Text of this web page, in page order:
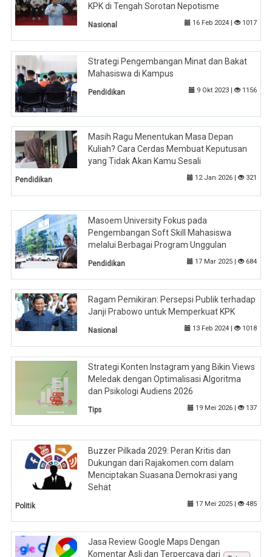
KPK di Tengah Sorotan Nepotisme
Nasional 16 Feb 2024 | 1017
Strategi Pengembangan Minat dan Bakat
Mahasiswa di Kampus
Pendidikan 9 Okt 2023 | 1156
Masih Ragu Menentukan Masa Depan
Kuliah? Cara Cerdas Membuat Keputusan
yang Tidak Akan Kamu Sesali
Pendidikan 12 Jan 2026 | 321
Masoem University Fokus pada
Pengembangan Soft Skill Mahasiswa
melalui Berbagai Program Unggulan
Pendidikan 17 Mar 2025 | 684
Ragam Pemikiran: Persepsi Publik terhadap
Janji Prabowo untuk Memperkuat KPK
Nasional 13 Feb 2024 | 1018
Strategi Konten Instagram yang Bikin Views
Meledak dengan Optimalisasi Algoritma
dan Psikologi Audiens 2026
Tips 19 Mei 2026 | 137
Buzzer Pilkada 2029: Peran Kritis dan
Dukungan dari Rajakomen.com dalam
Menciptakan Suasana Demokrasi yang
Sehat
Politik 17 Mei 2025 | 485
Jasa Review Google Maps Dengan
Komentar Asli dan Terpercaya dari